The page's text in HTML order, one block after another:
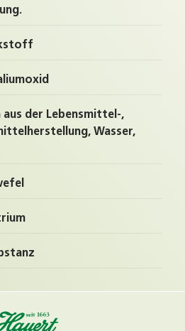
der Lebensmittel-,
Wasser,